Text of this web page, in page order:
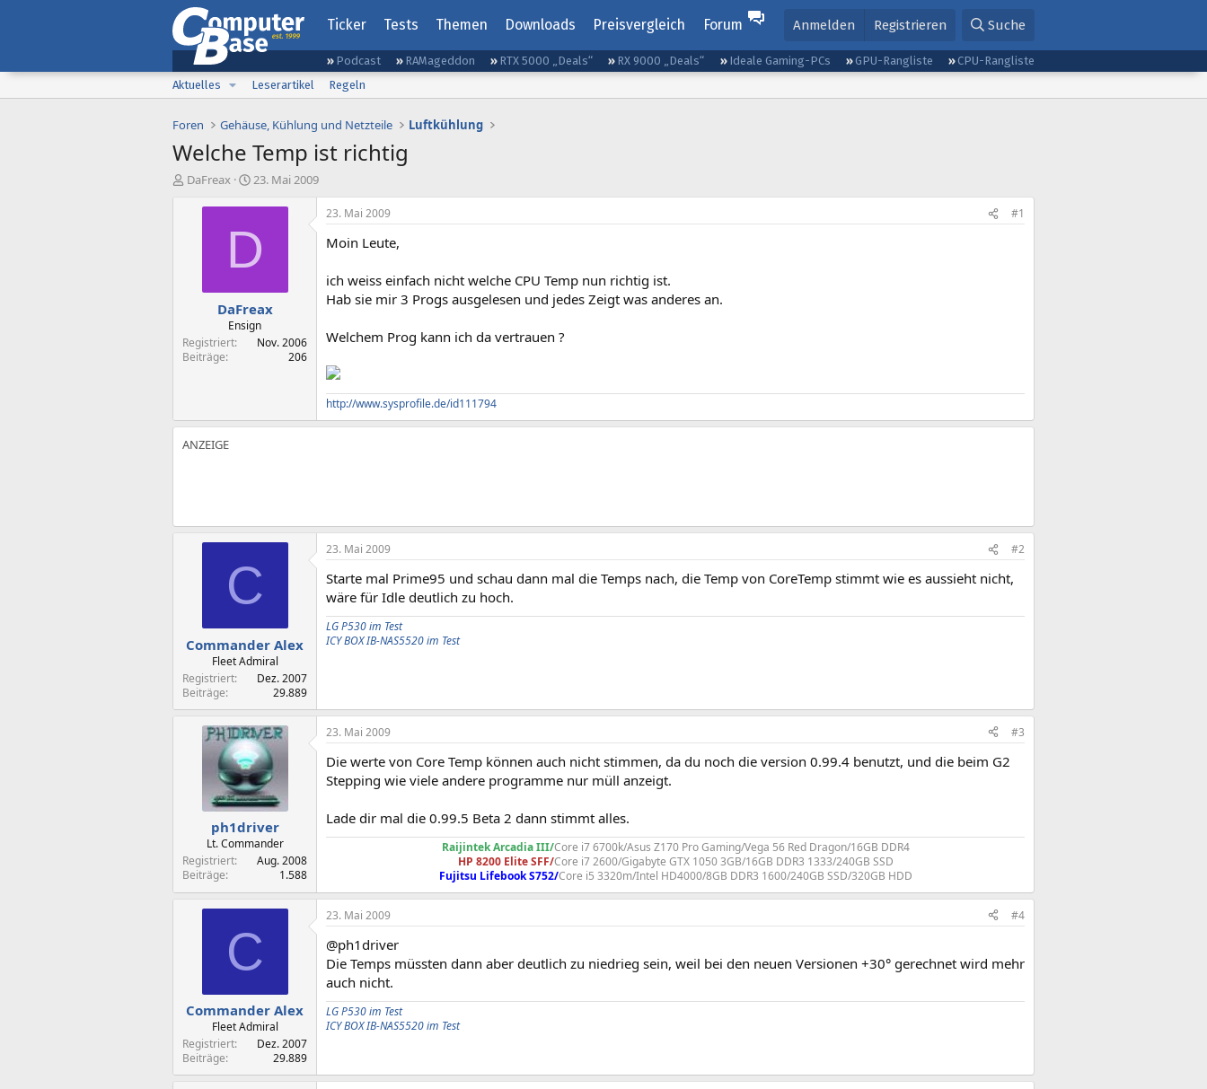
Ticker Tests Themen Downloads Preisvergleich Forum Anmelden Registrieren Suche
Podcast RAMageddon RTX 5000 „Deals“ RX 9000 „Deals“ Ideale Gaming-PCs GPU-Rangliste
CPU-Rangliste
Aktuelles
Leserartikel Regeln
Foren Gehäuse, Kühlung und Netzteile Luftkühlung
Welche Temp ist richtig
E
DaFreax
E
s
e
l
t
a
m
23. Mai 2009
D
DaFreax
Ensign
Registriert
Nov. 2006
Beiträge
206
23. Mai 2009 #1
Moin Leute,
ich weiss einfach nicht welche CPU Temp nun richtig ist.
Hab sie mir 3 Progs ausgelesen und jedes Zeigt was anderes an.
Welchem Prog kann ich da vertrauen ?
http://www.sysprofile.de/id111794
C
Commander Alex
Fleet Admiral
Registriert
Dez. 2007
Beiträge
29.889
23. Mai 2009 #2
Starte mal Prime95 und schau dann mal die Temps nach, die Temp von CoreTemp stimmt wie es aussieht nicht,
wäre für Idle deutlich zu hoch.
LG P530 im Test
ICY BOX IB-NAS5520 im Test
ph1driver
Lt. Commander
Registriert
Aug. 2008
Beiträge
1.588
23. Mai 2009 #3
Die werte von Core Temp können auch nicht stimmen, da du noch die version 0.99.4 benutzt, und die beim G2
Stepping wie viele andere programme nur müll anzeigt.
Lade dir mal die 0.99.5 Beta 2 dann stimmt alles.
Raijintek Arcadia III/Core i7 6700k/Asus Z170 Pro Gaming/Vega 56 Red Dragon/16GB DDR4
HP 8200 Elite SFF/Core i7 2600/Gigabyte GTX 1050 3GB/16GB DDR3 1333/240GB SSD
Fujitsu Lifebook S752/Core i5 3320m/Intel HD4000/8GB DDR3 1600/240GB SSD/320GB HDD​
C
Commander Alex
Fleet Admiral
Registriert
Dez. 2007
Beiträge
29.889
23. Mai 2009 #4
@ph1driver
Die Temps müssten dann aber deutlich zu niedrieg sein, weil bei den neuen Versionen +30° gerechnet wird mehr
auch nicht.
LG P530 im Test
ICY BOX IB-NAS5520 im Test